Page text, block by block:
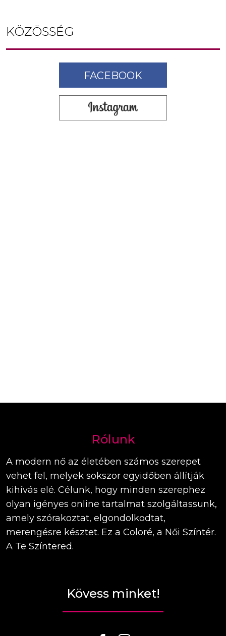
KÖZÖSSÉG
FACEBOOK
Rólunk
A modern nő az életében számos szerepet
vehet fel, melyek sokszor egyidőben állítják
kihívás elé. Célunk, hogy minden szerephez
olyan igényes online tartalmat szolgáltassunk,
amely szórakoztat, elgondolkodtat,
merengésre késztet. Ez a Coloré, a Női Színtér.
A Te Színtered.
Kövess minket!